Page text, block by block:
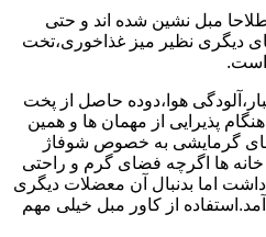
مبل نشین شده اند و حتی
دیگری نظیر میز غذاخوری،تخت
است.
هوا،دوده حاصل از پخت
پذیرایی از مهمان ها و همین
های گرمایشی به خصوص شوفاژ
ها اگرچه فضای گرم و راحتی
اما بدنبال آن معضلات دیگری
از کاور مبل خیلی مهم